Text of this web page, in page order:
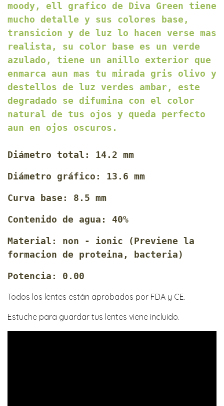
moody, ell grafico de Diva Green tiene
mucho detalle y sus colores base,
transicion y de luz lo hacen verse mas
realista, su color base es un verde
azulado, tiene un anillo exterior que
enmarca aun mas tu mirada gris olivo y
destellos de luz verdes ambar, este
degradado se difumina con el color
natural de tus ojos y queda perfecto
aun en ojos oscuros.
Diámetro total: 14.2 mm
Diámetro gráfico: 13.6 mm
Curva base: 8.5 mm
Contenido de agua: 40%
Material: non - ionic (Previene la
formacion de proteina, bacteria)
Potencia: 0.00
Todos los lentes están aprobados por FDA y CE.
Estuche para guardar tus lentes viene incluido.